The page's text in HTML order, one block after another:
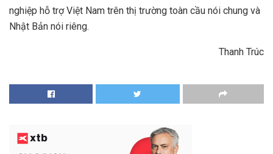
nghiệp hỗ trợ Việt Nam trên thị trường toàn cầu nói chung và
Nhật Bản nói riêng.
Thanh Trúc